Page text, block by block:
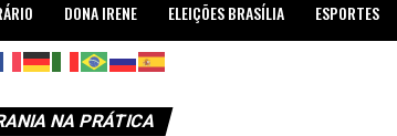
DONA IRENE ELEIÇÕES BRASÍLIA ESPORTES
NA PRÁTICA